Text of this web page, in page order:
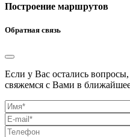
Построение маршрутов
Обратная связь
Если у Вас остались
свяжемся с Вами в